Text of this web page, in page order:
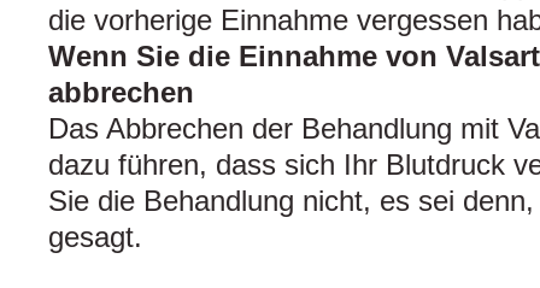
die vorherige Einnahme vergessen
Wenn Sie die Einnahme von
abbrechen
Das Abbrechen der Behandlung mit
dazu führen, dass sich Ihr Blutdruck
Sie die Behandlung nicht, es sei
gesagt.